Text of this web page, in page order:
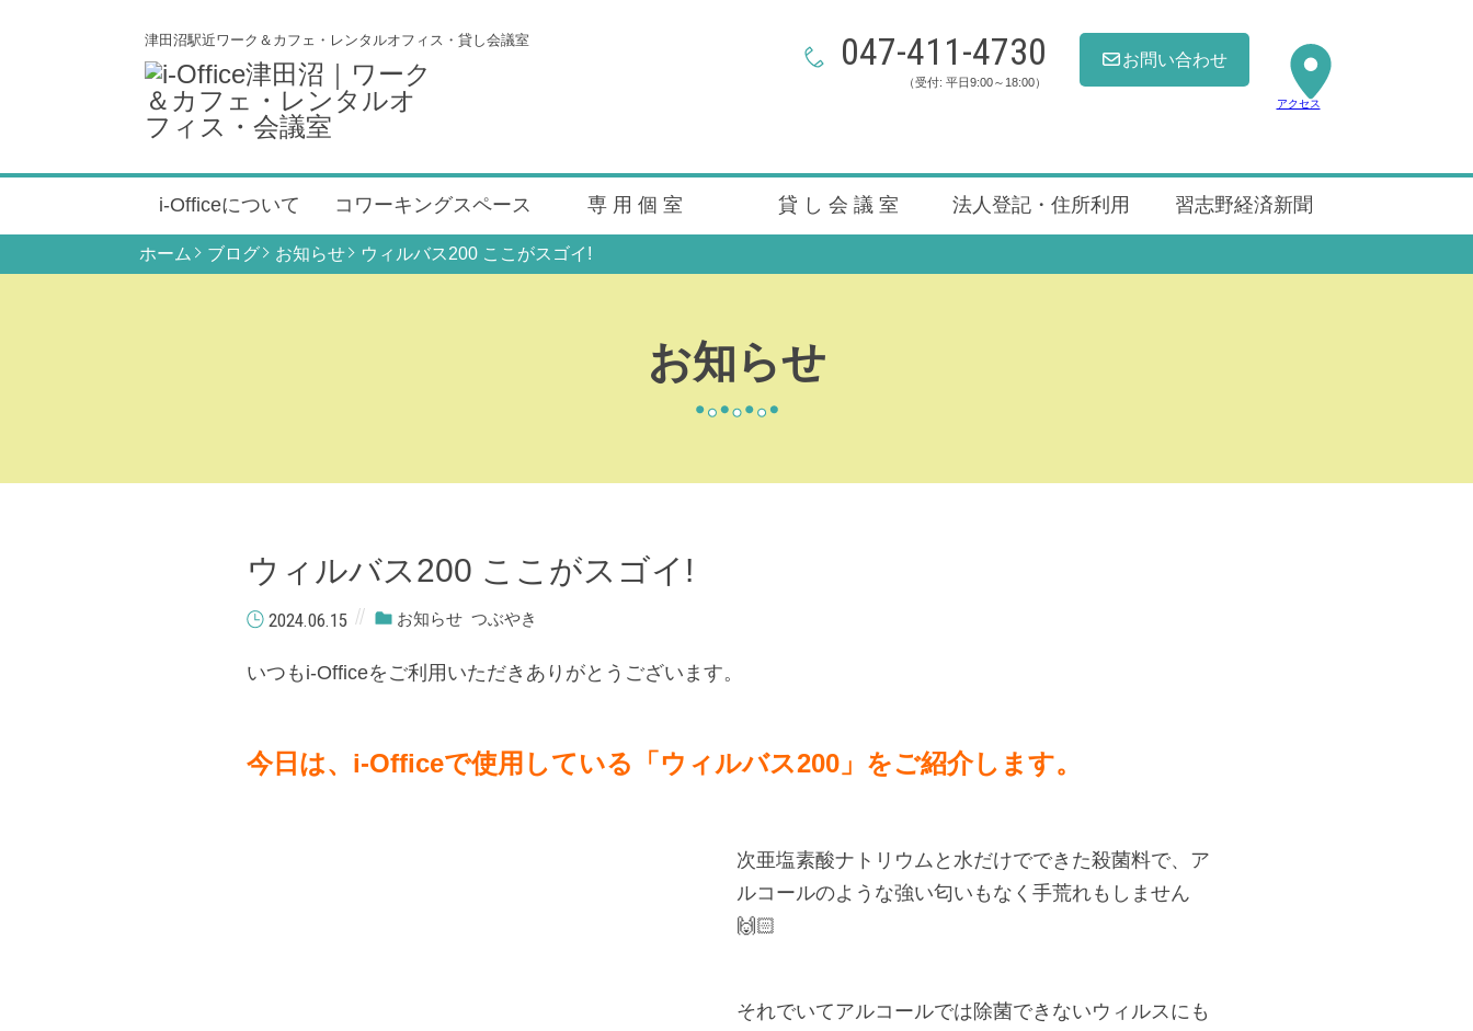
津田沼駅近ワーク＆カフェ・レンタルオフィス・貸し会議室 047-411-4730
（受付: 平日9:00～18:00）
お問い合わせ
アクセス
i-Officeについて コワーキングスペース 専 用 個 室 貸 し 会 議 室 法人登記・住所利用 習志野経済新聞
お知らせ
ホーム ブログ お知らせ ウィルバス200 ここがスゴイ!
ウィルバス200 ここがスゴイ!
2024.06.15 お知らせ つぶやき
いつもi-Officeをご利用いただきありがとうございます。
今日は、i-Officeで使用している「ウィルバス200」をご紹介します。
次亜塩素酸ナトリウムと水だけでできた殺菌料で、ア
ルコールのような強い匂いもなく手荒れもしません
🙌🏻
それでいてアルコールでは除菌できないウィルスにも